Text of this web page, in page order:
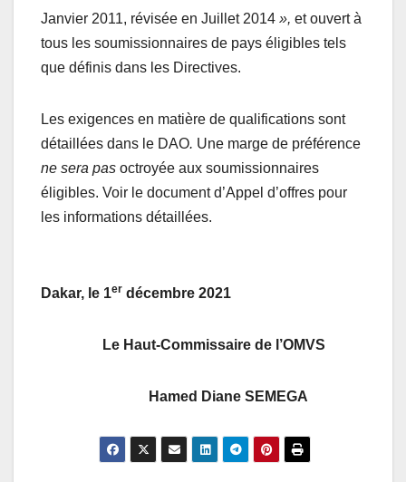
Janvier 2011, révisée en Juillet 2014 », et ouvert à
tous les soumissionnaires de pays éligibles tels
que définis dans les Directives.
Les exigences en matière de qualifications sont
détaillées dans le DAO. Une marge de préférence
ne sera pas octroyée aux soumissionnaires
éligibles. Voir le document d’Appel d’offres pour
les informations détaillées.
Dakar, le 1er décembre 2021
Le Haut-Commissaire de l’OMVS
Hamed Diane SEMEGA